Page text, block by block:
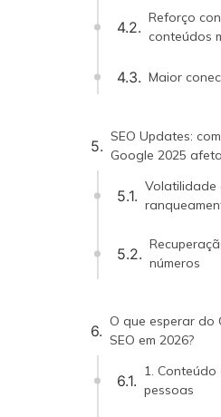
Reforço
conteúdos
Maior
SEO Updates:
Google 2025
Volatilidade
números
O que esperar do
SEO em 2026?
1. Conteúdo
pessoas